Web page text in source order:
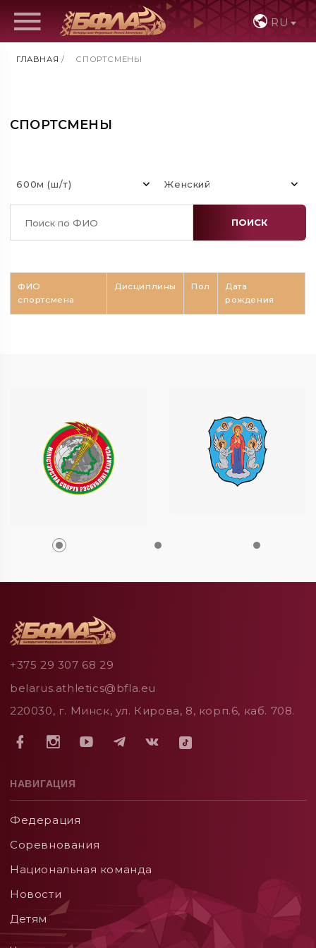
RU
ГЛАВНАЯ / СПОРТСМЕНЫ
СПОРТСМЕНЫ
600м (ш/т) Женский
ПОИСК
ФИО
спортсмена
Дисциплины Пол
Дата
рождения
+375 29 307 68 29
belarus.athletics@bfla.eu
220030, г. Минск, ул. Кирова, 8, корп.6, каб. 708.
НАВИГАЦИЯ
Федерация
Соревнования
Национальная команда
Новости
Детям